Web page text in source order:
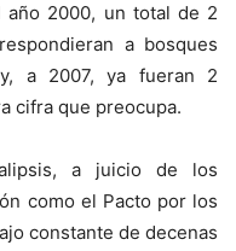
2000, un total de 2
a bosques
a 2007, ya fueran 2
cifra que preocupa.
a juicio de los
como el Pacto por los
constante de decenas